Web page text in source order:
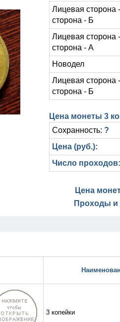
Лицевая сторона
сторона - Б
Лицевая сторона
сторона - А
Новодел
Лицевая сторона
сторона - Б
Цена монеты 3
Сохранность: ?
Цена (руб.):
Число проходов:
Цена
Проходы и
3 копейки